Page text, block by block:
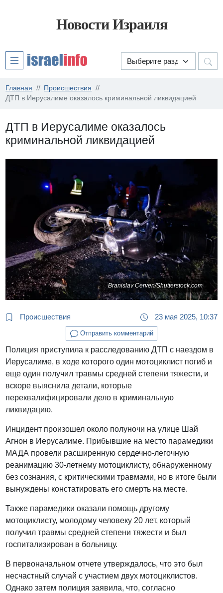
Новости Израиля
Главная
Происшествия
ДТП в Иерусалиме оказалось криминальной ликвидацией
ДТП в Иерусалиме оказалось
криминальной ликвидацией
Branislav Cerven/Shutterstock.com
Происшествия 23 мая 2025, 10:37
Отправить комментарий
Полиция приступила к расследованию ДТП с наездом в
Иерусалиме, в ходе которого один мотоциклист погиб и
еще один получил травмы средней степени тяжести, и
вскоре выяснила детали, которые
переквалифицировали дело в криминальную
ликвидацию.
Инцидент произошел около полуночи на улице Шай
Агнон в Иерусалиме. Прибывшие на место парамедики
МАДА провели расширенную сердечно-легочную
реанимацию 30-летнему мотоциклисту, обнаруженному
без сознания, с критическими травмами, но в итоге были
вынуждены констатировать его смерть на месте.
Также парамедики оказали помощь другому
мотоциклисту, молодому человеку 20 лет, который
получил травмы средней степени тяжести и был
госпитализирован в больницу.
В первоначальном отчете утверждалось, что это был
несчастный случай с участием двух мотоциклистов.
Однако затем полиция заявила, что, согласно